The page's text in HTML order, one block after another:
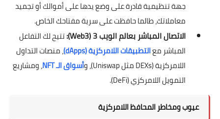
جهة تنظيمية قادرة على وضع يدها على أموالك أو تجميد
معاملاتك، طالما حافظت على سرية مفتاحك الخاص.
الاتصال المباشر بعالم الويب 3 (Web3):
تتيح لك التفاعل
المباشر معالتطبيقات اللامركزية (dApps)
، منصات التداول
اللامركزية (DEXs مثل Uniswap)، و
أسواق الـ NFT
، ومشاريع
التمويل اللامركزي (DeFi).
عيوب ومخاطر المحافظ اللامركزية